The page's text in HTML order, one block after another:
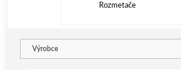
Rozmetače
Výrobce